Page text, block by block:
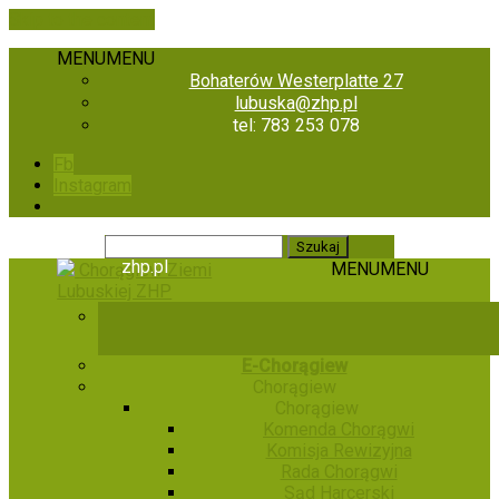
MENUMENU
Bohaterów Westerplatte 27
lubuska@zhp.pl
tel: 783 253 078
Instagram
zhp.pl
Chorągiew Ziemi
Lubuskiej ZHP
MENUMENU
E-Chorągiew
Chorągiew
Chorągiew
Komenda Chorągwi
Komisja Rewizyjna
Rada Chorągwi
Sąd Harcerski